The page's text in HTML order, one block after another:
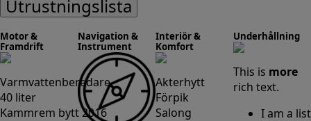
Utrustningslista
Motor &
Framdrift
Varmvattenberedare
40 liter
Kammrem bytt 2016
Navigation &
Instrument
Interiör &
Komfort
Akterhytt
Förpik
Salong
Underhållning
This is more
rich text.
I am a list